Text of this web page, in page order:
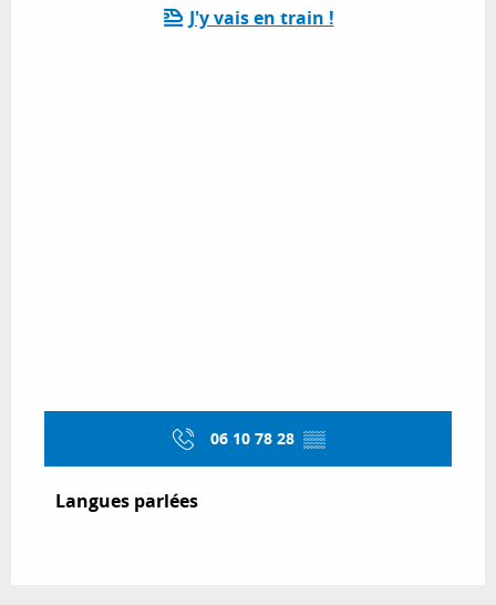
J'y vais en train !
06 10 78 28 ▒▒
Langues parlées
Langues parlées